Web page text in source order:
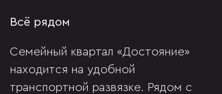
Всё рядом
Семейный квартал «Достояние»
находится на удобной
транспортной развязке. Рядом с